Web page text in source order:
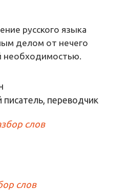
русского языка
делом от нечего
необходимостью.
писатель, переводчик
слов
слов